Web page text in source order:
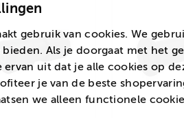
gebruik van cookies. We
Als je doorgaat met het
ervan uit dat je alle cookies op
je van de beste
we alleen functionele